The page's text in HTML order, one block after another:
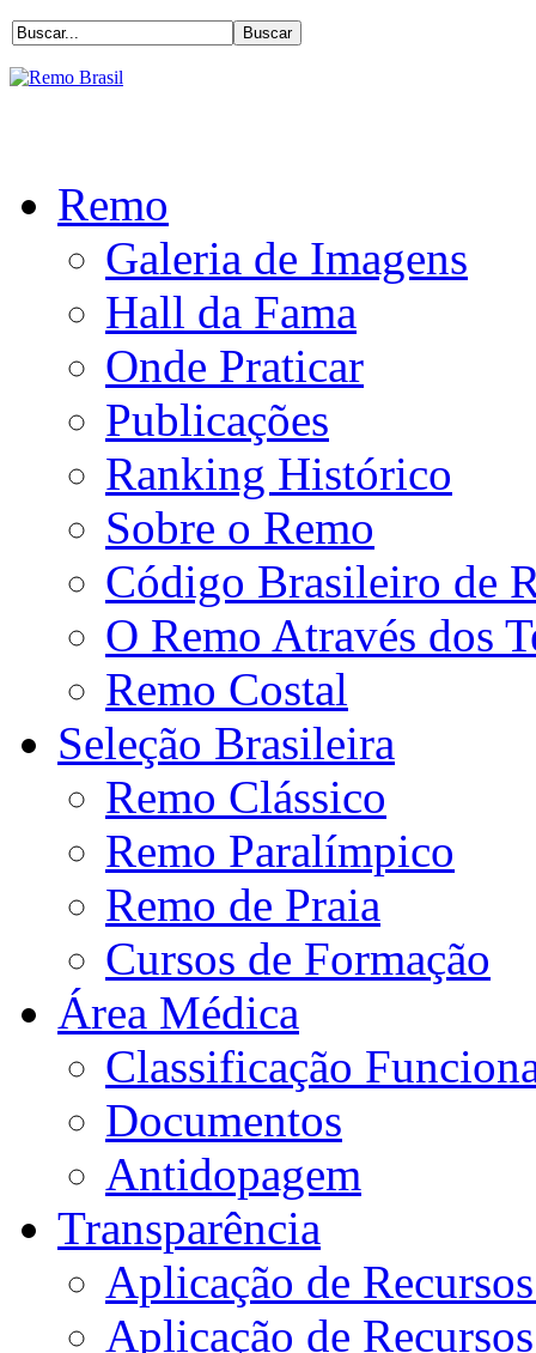
Remo
Galeria de Imagens
Hall da Fama
Onde Praticar
Publicações
Ranking Histórico
Sobre o Remo
Código Brasileiro de
O Remo Através dos
Remo Costal
Seleção Brasileira
Remo Clássico
Remo Paralímpico
Remo de Praia
Cursos de Formação
Área Médica
Classificação
Documentos
Antidopagem
Transparência
Aplicação de
Aplicação de